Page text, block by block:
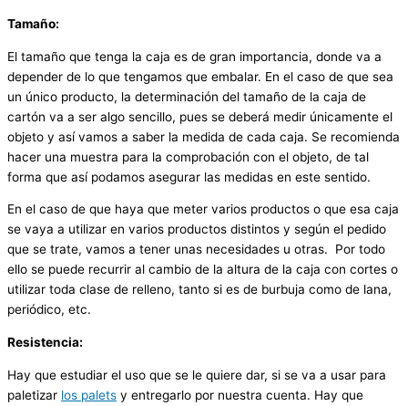
Tamaño:
El tamaño que tenga la caja es de gran importancia, donde va a
depender de lo que tengamos que embalar. En el caso de que sea
un único producto, la determinación del tamaño de la caja de
cartón va a ser algo sencillo, pues se deberá medir únicamente el
objeto y así vamos a saber la medida de cada caja. Se recomienda
hacer una muestra para la comprobación con el objeto, de tal
forma que así podamos asegurar las medidas en este sentido.
En el caso de que haya que meter varios productos o que esa caja
se vaya a utilizar en varios productos distintos y según el pedido
que se trate, vamos a tener unas necesidades u otras. Por todo
ello se puede recurrir al cambio de la altura de la caja con cortes o
utilizar toda clase de relleno, tanto si es de burbuja como de lana,
periódico, etc.
Resistencia:
Hay que estudiar el uso que se le quiere dar, si se va a usar para
paletizar los palets y entregarlo por nuestra cuenta. Hay que